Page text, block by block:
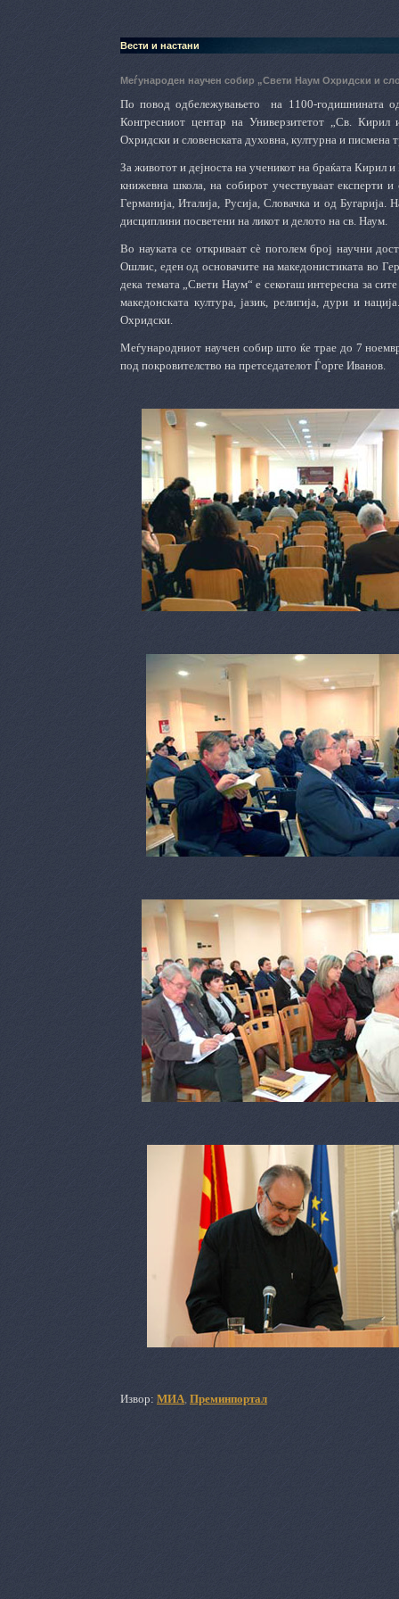
Вести и настани
Меѓународен научен собир „Свети Наум Охридски и
По повод одбележувањето
на 1100-годишнината
Конгресниот центар на Универзитетот „Св.
Охридски и словенската духовна, културна и писмена
За животот и дејноста на ученикот на браќата Кирил
книжевна школа, на собирот учествуваат експерти
Германија, Италија, Русија, Словачка и од Бугарија.
дисциплини посветени на ликот и делото на св. Наум.
Во науката се откриваат сè поголем број научни
Ошлис, еден од основачите на македонистиката во
дека темата „Свети Наум“ е секогаш интересна за
македонската култура, јазик, религија, дури и
Охридски.
Меѓународниот научен собир што ќе трае до 7
под покровителство на претседателот Ѓорге Иванов.
Извор: МИА, Преминпортал